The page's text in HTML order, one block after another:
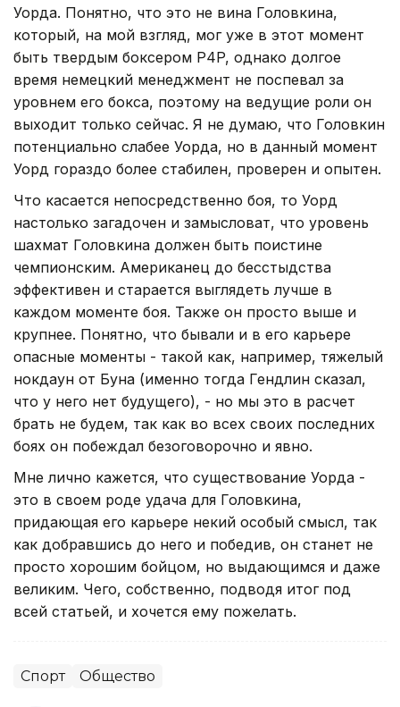
Уорда. Понятно, что это не вина Головкина,
который, на мой взгляд, мог уже в этот момент
быть твердым боксером P4P, однако долгое
время немецкий менеджмент не поспевал за
уровнем его бокса, поэтому на ведущие роли он
выходит только сейчас. Я не думаю, что Головкин
потенциально слабее Уорда, но в данный момент
Уорд гораздо более стабилен, проверен и опытен.
Что касается непосредственно боя, то Уорд
настолько загадочен и замысловат, что уровень
шахмат Головкина должен быть поистине
чемпионским. Американец до бесстыдства
эффективен и старается выглядеть лучше в
каждом моменте боя. Также он просто выше и
крупнее. Понятно, что бывали и в его карьере
опасные моменты - такой как, например, тяжелый
нокдаун от Буна (именно тогда Гендлин сказал,
что у него нет будущего), - но мы это в расчет
брать не будем, так как во всех своих последних
боях он побеждал безоговорочно и явно.
Мне лично кажется, что существование Уорда -
это в своем роде удача для Головкина,
придающая его карьере некий особый смысл, так
как добравшись до него и победив, он станет не
просто хорошим бойцом, но выдающимся и даже
великим. Чего, собственно, подводя итог под
всей статьей, и хочется ему пожелать.
Спорт Общество